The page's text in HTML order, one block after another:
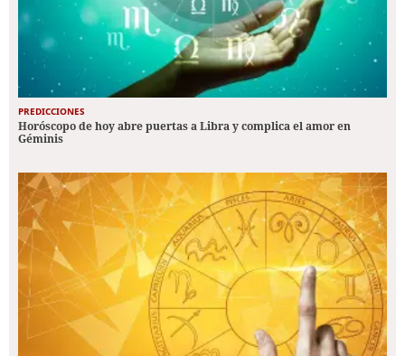
PREDICCIONES
Horóscopo de hoy abre puertas a Libra y complica el amor en
Géminis